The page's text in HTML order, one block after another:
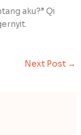
aku?” Qi
Next Post →